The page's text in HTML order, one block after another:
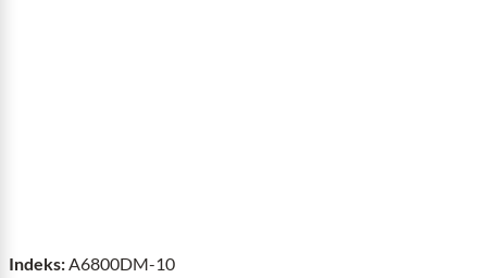
Indeks:A6800DM-10